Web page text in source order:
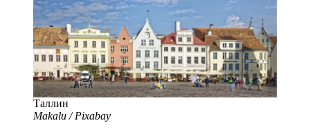
Таллин
Makalu / Pixabay